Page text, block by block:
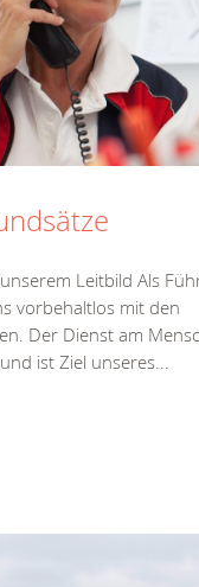
Leitbild Als
vorbehaltlos mit den
Der Dienst am
ist Ziel unseres...